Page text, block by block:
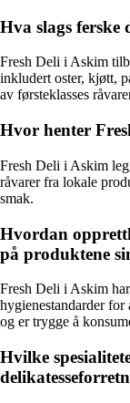
Hva slags ferske
Fresh Deli i Askim
inkludert oster, kjøtt,
av førsteklasses
Hvor henter
Fresh Deli i Askim
råvarer fra lokale
smak.
Hvordan
på produktene
Fresh Deli i Askim
hygienestandarder
og er trygge å
Hvilke